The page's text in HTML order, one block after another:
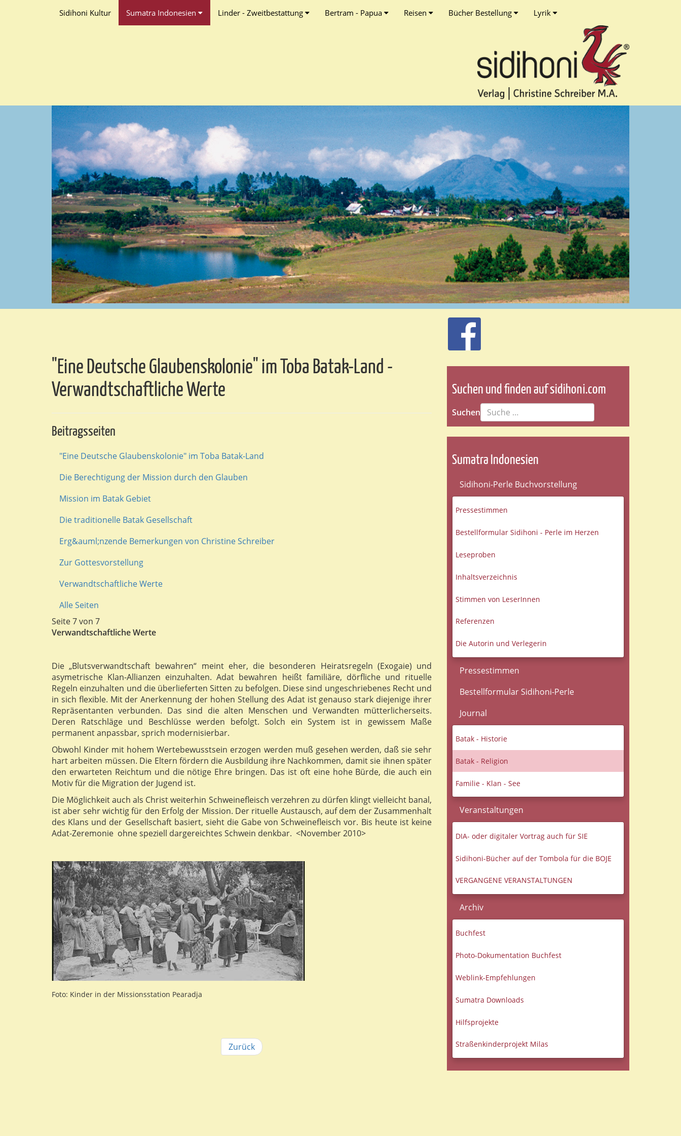
Sidihoni Kultur Sumatra Indonesien Linder - Zweitbestattung Bertram - Papua Reisen Bücher Bestellung Lyrik
"Eine Deutsche Glaubenskolonie" im Toba Batak-Land -
Verwandtschaftliche Werte
Beitragsseiten
"Eine Deutsche Glaubenskolonie" im Toba Batak-Land
Die Berechtigung der Mission durch den Glauben
Mission im Batak Gebiet
Die traditionelle Batak Gesellschaft
Erg&auml;nzende Bemerkungen von Christine Schreiber
Zur Gottesvorstellung
Verwandtschaftliche Werte
Alle Seiten
Seite 7 von 7
Verwandtschaftliche Werte
Die „Blutsverwandtschaft bewahren“ meint eher, die besonderen Heiratsregeln (Exogaie) und
asymetrische Klan-Allianzen einzuhalten. Adat bewahren heißt familiäre, dörfliche und rituelle
Regeln einzuhalten und die überlieferten Sitten zu befolgen. Diese sind ungeschriebenes Recht und
in sich flexible. Mit der Anerkennung der hohen Stellung des Adat ist genauso stark diejenige ihrer
Repräsentanten verbunden. Das sind die alten Menschen und Verwandten mütterlicherseits.
Deren Ratschläge und Beschlüsse werden befolgt. Solch ein System ist in gewissem Maße
permanent anpassbar, sprich modernisierbar.
Obwohl Kinder mit hohem Wertebewusstsein erzogen werden muß gesehen werden, daß sie sehr
hart arbeiten müssen. Die Eltern fördern die Ausbildung ihre Nachkommen, damit sie ihnen später
den erwarteten Reichtum und die nötige Ehre bringen. Das ist oft eine hohe Bürde, die auch ein
Motiv für die Migration der Jugend ist.
Die Möglichkeit auch als Christ weiterhin Schweinefleisch verzehren zu dürfen klingt vielleicht banal,
ist aber sehr wichtig für den Erfolg der Mission. Der rituelle Austausch, auf dem der Zusammenhalt
des Klans und der Gesellschaft basiert, sieht die Gabe von Schweinefleisch vor. Bis heute ist keine
Adat-Zeremonie ohne speziell dargereichtes Schwein denkbar. <November 2010>
Foto: Kinder in der Missionsstation Pearadja
Zurück
Suchen und finden auf sidihoni.com
Suchen
Sumatra Indonesien
Sidihoni-Perle Buchvorstellung
Pressestimmen
Bestellformular Sidihoni - Perle im Herzen
Leseproben
Inhaltsverzeichnis
Stimmen von LeserInnen
Referenzen
Die Autorin und Verlegerin
Pressestimmen
Bestellformular Sidihoni-Perle
Journal
Batak - Historie
Batak - Religion
Familie - Klan - See
Veranstaltungen
DIA- oder digitaler Vortrag auch für SIE
Sidihoni-Bücher auf der Tombola für die BOJE
VERGANGENE VERANSTALTUNGEN
Archiv
Buchfest
Photo-Dokumentation Buchfest
Weblink-Empfehlungen
Sumatra Downloads
Hilfsprojekte
Straßenkinderprojekt Milas